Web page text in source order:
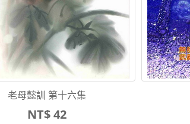
老母懿訓 第十六集
NT$ 42